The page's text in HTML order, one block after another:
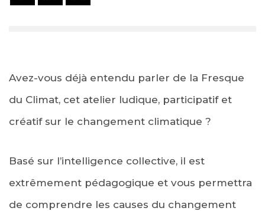
Avez-vous déjà entendu parler de la Fresque
du Climat, cet atelier ludique, participatif et
créatif sur le changement climatique ?
Basé sur l’intelligence collective, il est
extrêmement pédagogique et vous permettra
de comprendre les causes du changement